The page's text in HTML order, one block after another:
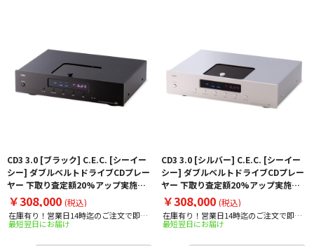
CD3 3.0 [ブラック] C.E.C. [シーイー
シー] ダブルベルトドライブCDプレー
ヤー 下取り査定額20%アップ実施
中！
￥308,000 (税込)
在庫有り！営業日14時迄のご注文で即日
出荷！
最短翌日にお届け
CD3 3.0 [シルバー] C.E.C. [シーイー
シー] ダブルベルトドライブCDプレー
ヤー 下取り査定額20%アップ実施
中！
￥308,000 (税込)
在庫有り！営業日14時迄のご注文で即日
出荷！
最短翌日にお届け